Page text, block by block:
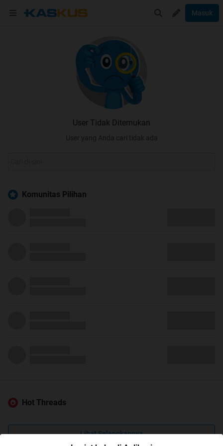
Masuk
User Tidak Ditemukan
User yang Anda cari tidak ada
Komunitas Pilihan
Hot Threads
Lihat Selengkapnya